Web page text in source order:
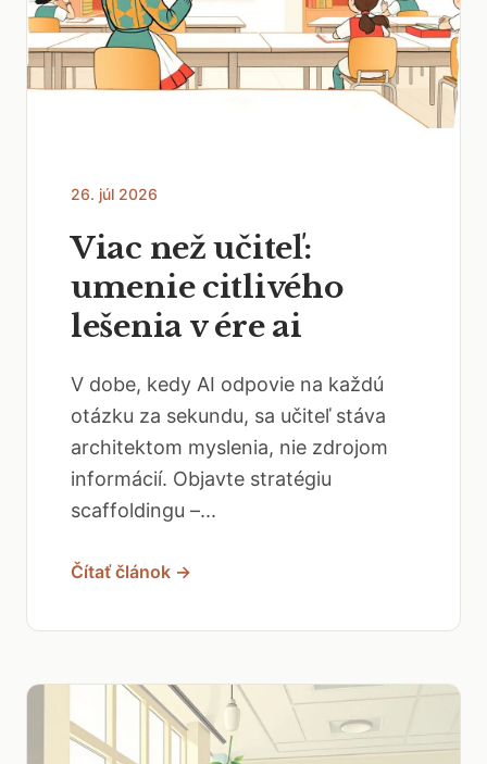
26. júl 2026
Viac než učiteľ:
umenie citlivého
lešenia v ére ai
V dobe, kedy AI odpovie na každú
otázku za sekundu, sa učiteľ stáva
architektom myslenia, nie zdrojom
informácií. Objavte stratégiu
scaffoldingu –...
Čítať článok →